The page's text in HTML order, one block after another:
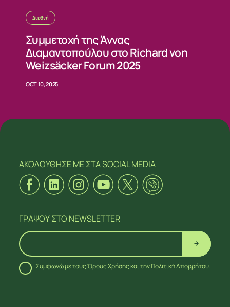
ΑΚΟΛΟΥΘΗΣΕ ΜΕΣΤΑ SOCIAL MEDIA
Διεθνή
Συμμετοχή της Άννας
Διαμαντοπούλου στο Richard von
Weizsäcker Forum 2025
OCT 10, 2025
ΑΚΟΛΟΥΘΗΣΕ ΜΕΣΤΑ SOCIAL MEDIA
ΓΡΑΨΟΥΣΤΟ NEWSLETTER
Συμφωνώ με τουςΌρους Χρήσηςκαι τηνΠολιτική Απορρήτου.